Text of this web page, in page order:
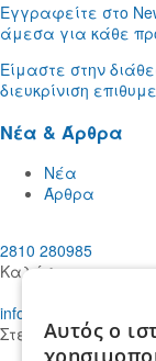
Εγγραφείτε στο
άμεσα για κάθε
Είμαστε στην
διευκρίνιση
Νέα & Άρθρα
Νέα
Άρθρα
2810 280985
Καλέστε μας
info@mdcstiakakis.gr
Στείλτε μας το
Αυτός ο